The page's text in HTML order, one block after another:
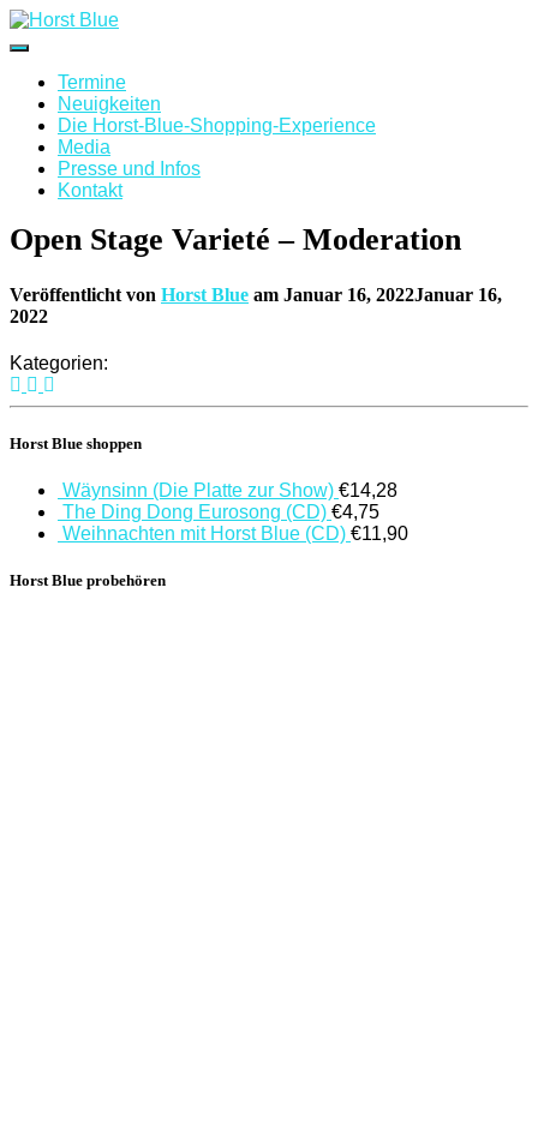
Navigation
umschalten
Termine
Neuigkeiten
Die Horst-Blue-Shopping-Experience
Media
Presse und Infos
Kontakt
Open Stage Varieté – Moderation
Veröffentlicht von Horst Blue am Januar 16, 2022Januar 16,
2022
Kategorien:
Horst Blue shoppen
Wäynsinn (Die Platte zur Show) €14,28
The Ding Dong Eurosong (CD) €4,75
Weihnachten mit Horst Blue (CD) €11,90
Horst Blue probehören